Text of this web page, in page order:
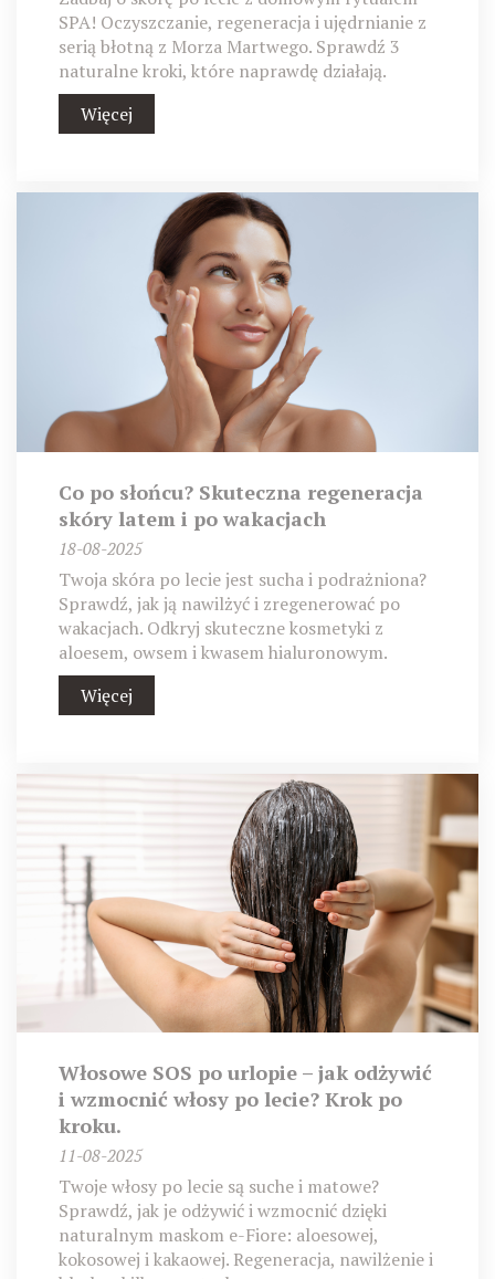
SPA! Oczyszczanie, regeneracja i ujędrnianie z
serią błotną z Morza Martwego. Sprawdź 3
naturalne kroki, które naprawdę działają.
Więcej
Co po słońcu? Skuteczna regeneracja
skóry latem i po wakacjach
18-08-2025
Twoja skóra po lecie jest sucha i podrażniona?
Sprawdź, jak ją nawilżyć i zregenerować po
wakacjach. Odkryj skuteczne kosmetyki z
aloesem, owsem i kwasem hialuronowym.
Więcej
Włosowe SOS po urlopie – jak odżywić
i wzmocnić włosy po lecie? Krok po
kroku.
11-08-2025
Twoje włosy po lecie są suche i matowe?
Sprawdź, jak je odżywić i wzmocnić dzięki
naturalnym maskom e-Fiore: aloesowej,
kokosowej i kakaowej. Regeneracja, nawilżenie i